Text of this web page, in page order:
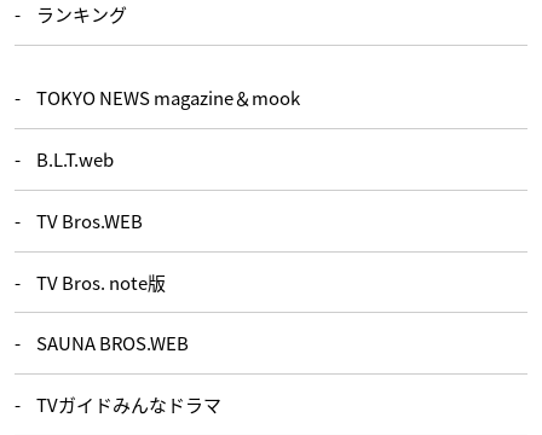
ランキング
TOKYO NEWS magazine＆mook
B.L.T.web
TV Bros.WEB
TV Bros. note版
SAUNA BROS.WEB
TVガイドみんなドラマ